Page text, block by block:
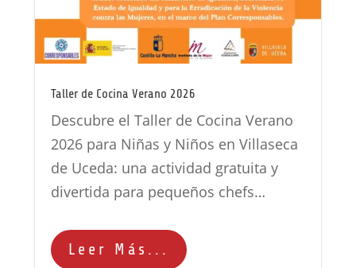
Taller de Cocina Verano 2026
Descubre el Taller de Cocina Verano
2026 para Niñas y Niños en Villaseca
de Uceda: una actividad gratuita y
divertida para pequeños chefs…
Leer Más...